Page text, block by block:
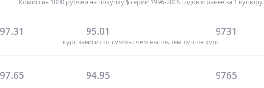
Комиссия 1000 рублей на покупку $ серии 1996-2006 годов и ранее за 1 купюру.
97.31 95.01 9731
курс зависит от суммы: чем выше, тем лучше курс
97.65 94.95 9765